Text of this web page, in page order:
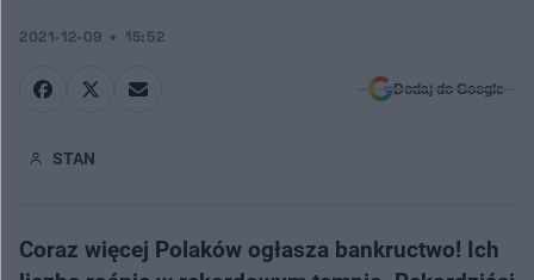
2021-12-09 15:52
Dodaj do Google
STAN
Coraz więcej Polaków ogłasza bankructwo! Ich